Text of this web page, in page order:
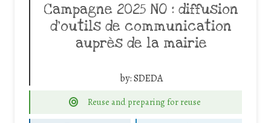
Campagne 2025 NO : diffusion
d’outils de communication
auprès de la mairie
by:SDEDA
Reuse and preparing for reuse